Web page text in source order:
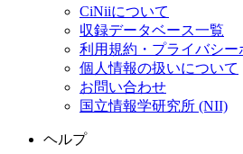
CiNiiについて
収録データベース一覧
利用規約・プライバシー
個人情報の扱いについて
お問い合わせ
国立情報学研究所 (NII)
ヘルプ